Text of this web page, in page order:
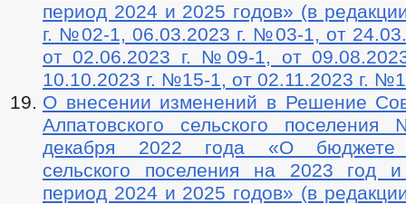
период 2024 и 2025 годов» (в
г. №02-1, 06.03.2023 г. №03-1, от
от 02.06.2023 г. №09-1, от
10.10.2023 г. №15-1, от 02.11.2023 г.
О внесении изменений в Решение
Алпатовского сельского
декабря 2022 года «О бюджете
сельского поселения на 2023 год
период 2024 и 2025 годов» (в